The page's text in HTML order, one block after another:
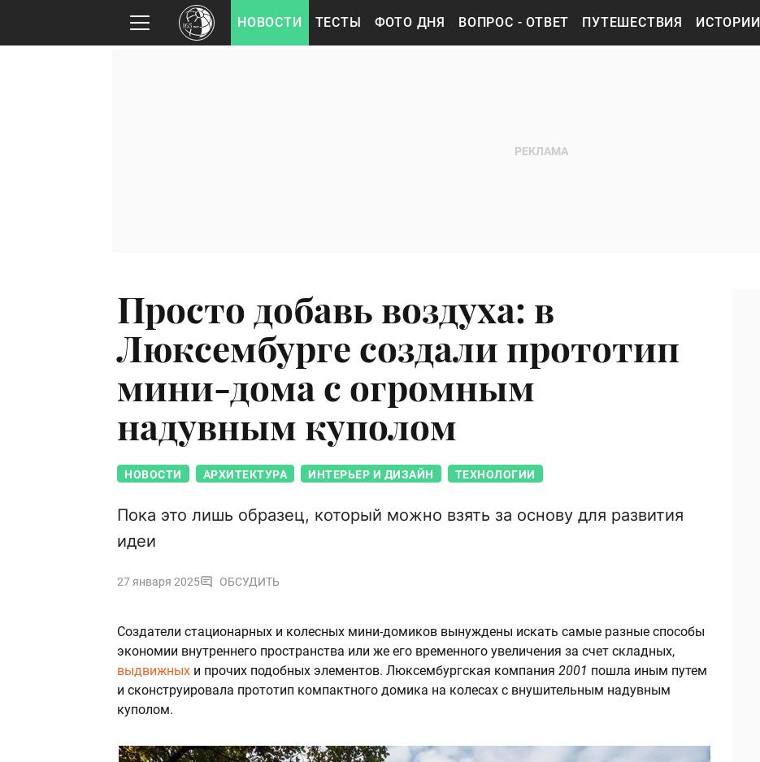
НОВОСТИ ТЕСТЫ ФОТО ДНЯ ВОПРОС - ОТВЕТ ПУТЕШЕСТВИЯ ИСТОРИИ
Просто добавь воздуха: в
Люксембурге создали прототип
мини-дома с огромным
надувным куполом
НОВОСТИ АРХИТЕКТУРА ИНТЕРЬЕР И ДИЗАЙН ТЕХНОЛОГИИ
Пока это лишь образец, который можно взять за основу для развития
идеи
27 января 2025 ОБСУДИТЬ
Создатели стационарных и колесных мини-домиков вынуждены искать самые разные способы
экономии внутреннего пространства или же его временного увеличения за счет складных,
выдвижных и прочих подобных элементов. Люксембургская компания 2001 пошла иным путем
и сконструировала прототип компактного домика на колесах с внушительным надувным
куполом.